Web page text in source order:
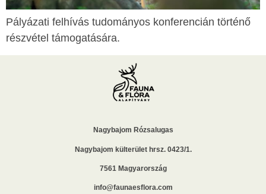
Pályázati felhívás tudományos konferencián történő
részvétel támogatására.
Nagybajom Rózsalugas
Nagybajom külterület hrsz. 0423/1.
7561 Magyarország
info@faunaesflora.com